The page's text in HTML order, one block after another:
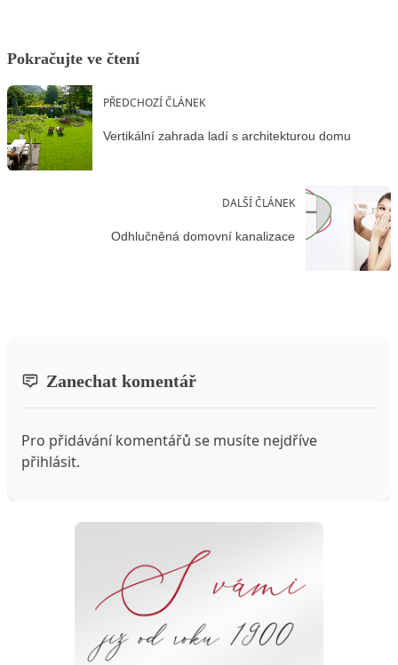
Pokračujte ve čtení
PŘEDCHOZÍ ČLÁNEK
Vertikální zahrada ladí s architekturou domu
DALŠÍ ČLÁNEK
Odhlučněná domovní kanalizace
Zanechat komentář
Pro přidávání komentářů se musíte nejdříve
přihlásit.